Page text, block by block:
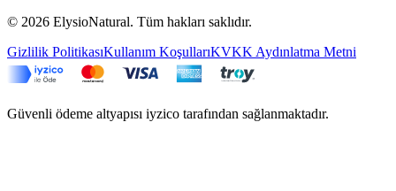
© 2026 ElysioNatural. Tüm hakları saklıdır.
Gizlilik PolitikasıKullanım KoşullarıKVKK Aydınlatma Metni
Güvenli ödeme altyapısı iyzico tarafından sağlanmaktadır.